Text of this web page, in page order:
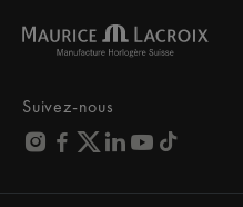
Suivez-nous